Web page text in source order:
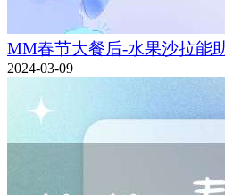
MM春节大餐后-水果沙拉能
2024-03-09